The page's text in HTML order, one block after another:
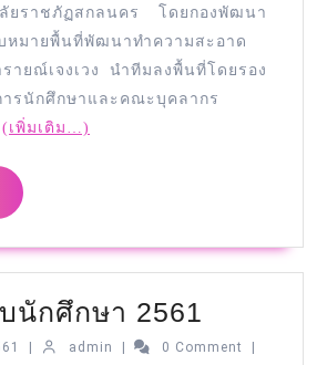
ราชภัฏสกลนคร โดยกองพัฒนา
หมายพื้นที่พัฒนาทำความสะอาด
ยณ์เจงเวง นำทีมลงพื้นที่โดยรอง
ารนักศึกษาและคณะบุคลากร
(เพิ่มเติม…)
นักศึกษา 2561
| admin | 0 Comment
|